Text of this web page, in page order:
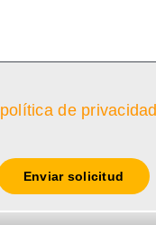
política de privacidad
Enviar solicitud